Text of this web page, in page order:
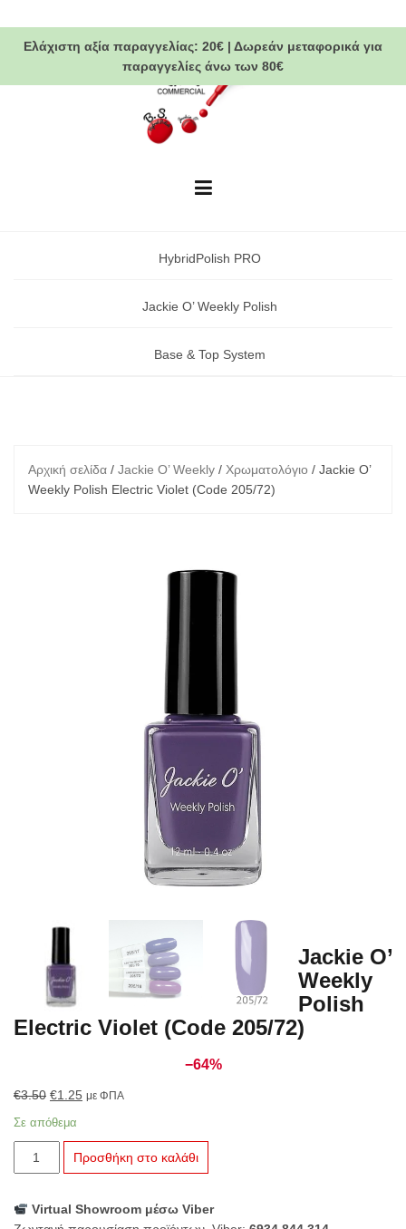
to
contentΕλάχιστη αξία παραγγελίας: 20€ | Δωρεάν μεταφορικά για
παραγγελίες άνω των 80€
HybridPolish PRO
Jackie O’ Weekly Polish
Base & Top System
Αρχική σελίδα / Jackie O’ Weekly / Χρωματολόγιο / Jackie O’
Weekly Polish Electric Violet (Code 205/72)
Jackie O’
Weekly
Polish
Electric Violet (Code 205/72)
−64%
€3.50 Original
was:
€3.50.
€1.25 Η
είναι:
€1.25.
με ΦΠΑ
Σε απόθεμα
Jackie
O'
Polish
Προσθήκη στο καλάθι
Virtual Showroom μέσω Viber